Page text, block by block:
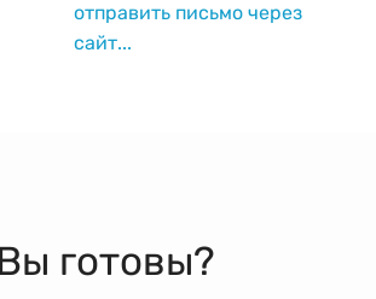
отправить письмо через
сайт...
готовы?